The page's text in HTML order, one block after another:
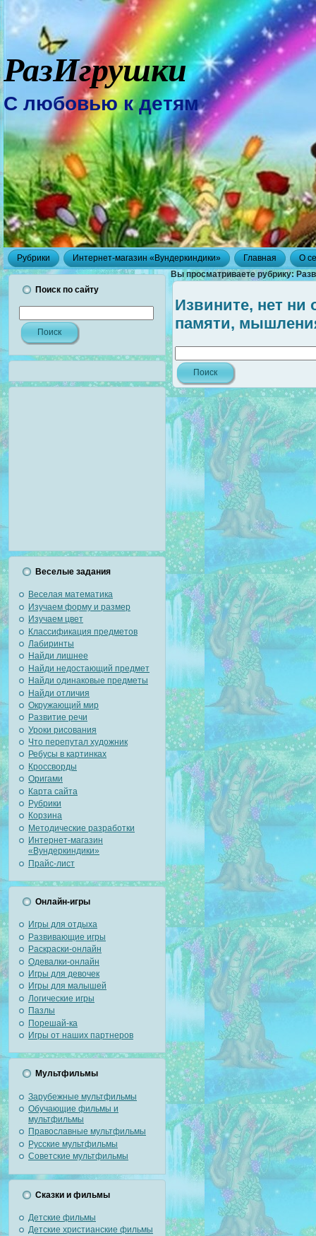
РазИгрушки
С любовью к детям
Рубрики Интернет-магазин «Вундеркиндики» Главная О
Поиск по сайту
Веселые задания
Веселая математика
Изучаем форму и размер
Изучаем цвет
Классификация предметов
Лабиринты
Найди лишнее
Найди недостающий предмет
Найди одинаковые предметы
Найди отличия
Окружающий мир
Развитие речи
Уроки рисования
Что перепутал художник
Ребусы в картинках
Кроссворды
Оригами
Карта сайта
Рубрики
Корзина
Методические разработки
Интернет-магазин
«Вундеркиндики»
Прайс-лист
Онлайн-игры
Игры для отдыха
Развивающие игры
Раскраски-онлайн
Одевалки-онлайн
Игры для девочек
Игры для малышей
Логические игры
Пазлы
Порешай-ка
Игры от наших партнеров
Мультфильмы
Зарубежные мультфильмы
Обучающие фильмы и
мультфильмы
Православные мультфильмы
Русские мультфильмы
Советские мультфильмы
Сказки и фильмы
Детские фильмы
Детские христианские фильмы
Вы просматриваете рубрику:
Извините, нет ни
памяти,